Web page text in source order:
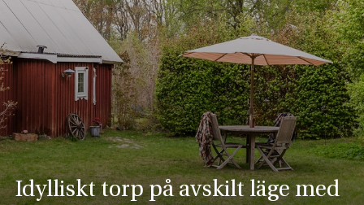
Idylliskt torp på avskilt läge med